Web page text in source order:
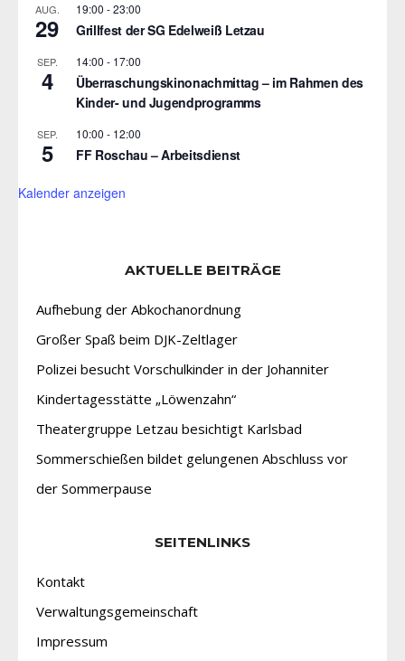
AUG.
29
19:00 -23:00
Grillfest der SG Edelweiß Letzau
SEP.
4
14:00 - 17:00
Überraschungskinonachmittag – im Rahmen des
Kinder- und Jugendprogramms
SEP.
5
10:00 - 12:00
FF Roschau – Arbeitsdienst
Kalender anzeigen
AKTUELLE BEITRÄGE
Aufhebung der Abkochanordnung
Großer Spaß beim DJK-Zeltlager
Polizei besucht Vorschulkinder in der Johanniter
Kindertagesstätte „Löwenzahn“
Theatergruppe Letzau besichtigt Karlsbad
Sommerschießen bildet gelungenen Abschluss vor
der Sommerpause
SEITENLINKS
Kontakt
Verwaltungsgemeinschaft
Impressum